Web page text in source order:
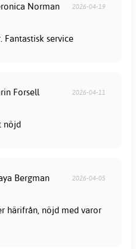
Norman 2026-04-19
Fantastisk service
Forsell 2026-04-11
nöjd
Bergman 2026-04-05
härifrån, nöjd med varor